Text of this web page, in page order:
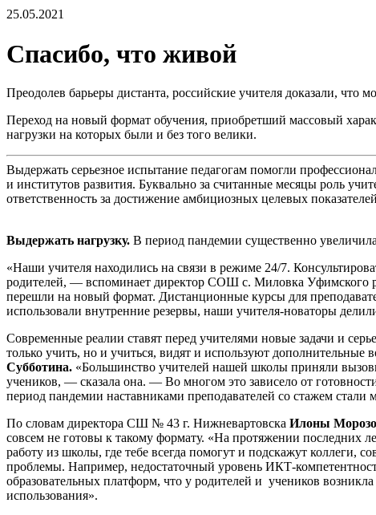
25.05.2021
Спасибо, что живой
Преодолев барьеры дистанта, российские учителя доказали, что
Переход на новый формат обучения, приобретший массовый
нагрузки на которых были и без того велики.
Выдержать серьезное испытание педагогам помогли
и институтов развития. Буквально за считанные месяцы роль
ответственность за достижение амбициозных целевых
Выдержать нагрузку. В период пандемии существенно
«Наши учителя находились на связи в режиме 24/7.
родителей, — вспоминает директор СОШ с. Миловка Уфимского
перешли на новый формат. Дистанционные курсы для
использовали внутренние резервы, наши учителя-новаторы
Современные реалии ставят перед учителями новые задачи и
только учить, но и учиться, видят и используют
Субботина. «Большинство учителей нашей школы приняли
учеников, — сказала она. — Во многом это зависело от
период пандемии наставниками преподавателей со стажем
По словам директора СШ № 43 г. Нижневартовска Илоны
совсем не готовы к такому формату. «На протяжении последних
работу из школы, где тебе всегда помогут и подскажут коллеги,
проблемы. Например, недостаточный уровень ИКТ-
образовательных платформ, что у родителей и учеников
использования».